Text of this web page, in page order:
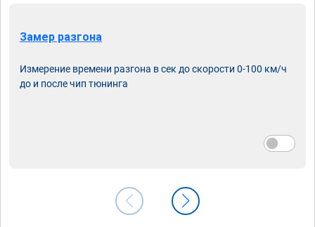
Замер разгона
Измерение времени разгона в сек до скорости 0-100 км/ч
до и после чип тюнинга